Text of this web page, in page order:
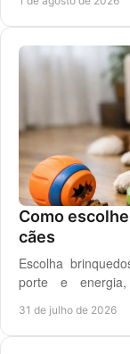
Como
cães
Escolha
porte e
31 de julho de 2026